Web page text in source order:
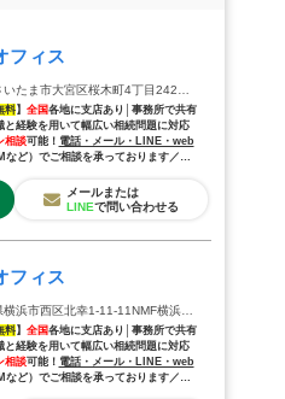
フィス
ま市大宮区桜木町4丁目242鐘塚ビル2階
料】 全国各地に支店あり│事務所で共有
と経験を用いて幅広い相続問題に対応
相談可能！ 電話・メール・LINE・web
など）でご相談を承っております／
メールまたは
LINEで問い合わせる
フィス
市西区北幸1‐11‐11NMF横浜西口ビル7階
料】 全国各地に支店あり│事務所で共有
と経験を用いて幅広い相続問題に対応
相談可能！ 電話・メール・LINE・web
など）でご相談を承っております／